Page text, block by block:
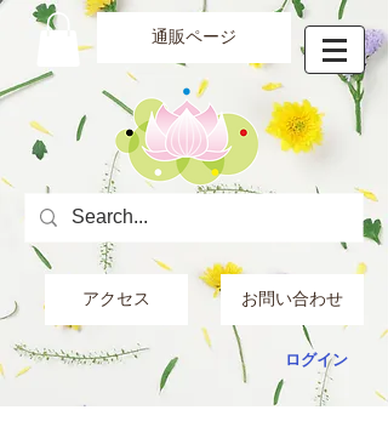
通販ページ
アクセス お問い合わせ
ログイン